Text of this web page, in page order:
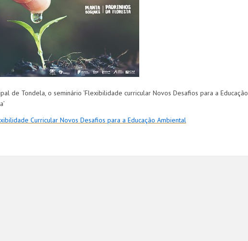
de Tondela, o seminário ‘Flexibilidade curricular Novos Desafios para a Educação
Curricular Novos Desafios para a Educação Ambiental